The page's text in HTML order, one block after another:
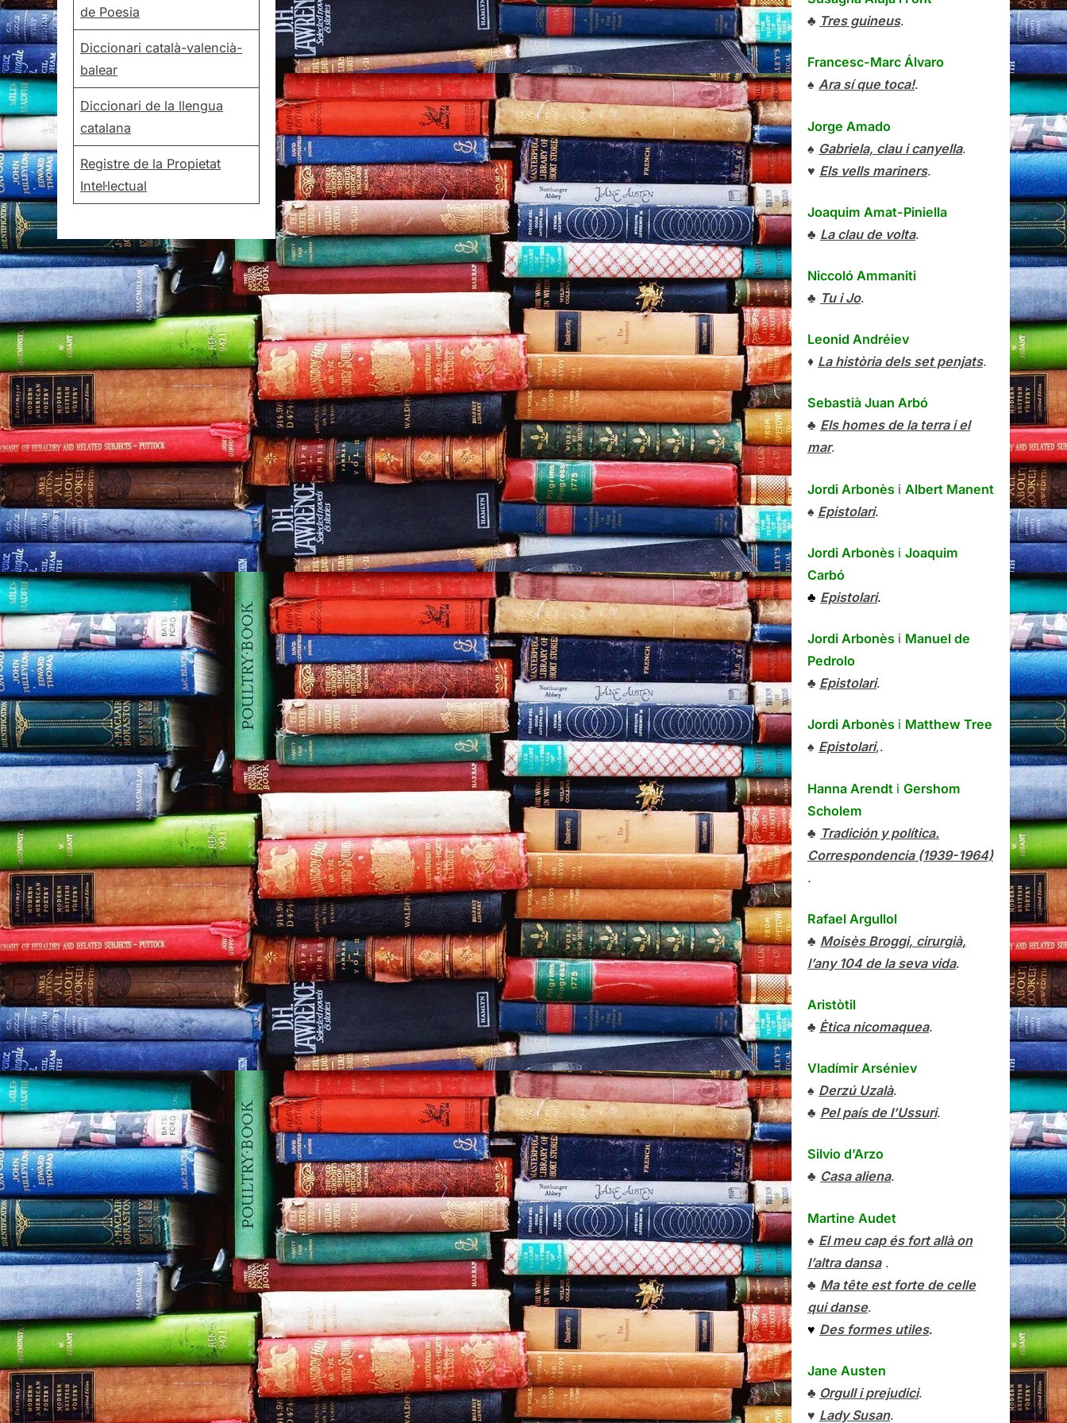
de Poesia
Diccionari català-valencià-
balear
Diccionari de la llengua
catalana
Registre de la Propietat
Intel·lectual
♣ Tres guineus.
Francesc-Marc Álvaro
♠ Ara sí que toca!.
Jorge Amado
♠ Gabriela, clau i canyella.
♥ Els vells mariners.
Joaquim Amat-Piniella
♣ La clau de volta.
Niccoló Ammaniti
♣ Tu i Jo.
Leonid Andréiev
♦ La història dels set penjats.
Sebastià Juan Arbó
♣ Els homes de la terra i el
mar.
Jordi Arbonès i Albert Manent
♠ Epistolari.
Jordi Arbonès i Joaquim
Carbó
♣ Epistolari.
Jordi Arbonès i Manuel de
Pedrolo
♣ Epistolari.
Jordi Arbonès i Matthew Tree
♠ Epistolari,.
Hanna Arendt i Gershom
Scholem
♣ Tradición y política.
Correspondencia (1939-1964)
.
Rafael Argullol
♣ Moisès Broggi, cirurgià,
l’any 104 de la seva vida.
Aristòtil
♣ Ètica nicomaquea.
Vladímir Arséniev
♠ Derzú Uzalà.
♣ Pel país de l’Ussuri.
Silvio d’Arzo
♣ Casa aliena.
Martine Audet
♠ El meu cap és fort allà on
l’altra dansa.
♣ Ma tête est forte de celle
qui danse.
♥ Des formes utiles.
Jane Austen
♣ Orgull i prejudici.
♥ Lady Susan.